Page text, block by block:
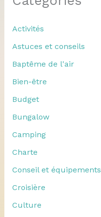
Activités
Astuces et conseils
Baptême de l'air
Bien-être
Budget
Bungalow
Camping
Charte
Conseil et équipements
Croisière
Culture